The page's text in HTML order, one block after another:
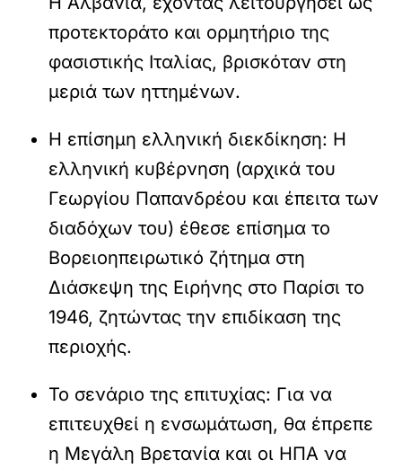
προτεκτοράτο και ορμητήριο της
φασιστικής Ιταλίας, βρισκόταν στη
μεριά των ηττημένων.
Η επίσημη ελληνική διεκδίκηση: Η
ελληνική κυβέρνηση (αρχικά του
Γεωργίου Παπανδρέου και έπειτα των
διαδόχων του) έθεσε επίσημα το
Βορειοηπειρωτικό ζήτημα στη
Διάσκεψη της Ειρήνης στο Παρίσι το
1946, ζητώντας την επιδίκαση της
περιοχής.
Το σενάριο της επιτυχίας: Για να
επιτευχθεί η ενσωμάτωση, θα έπρεπε
η Μεγάλη Βρετανία και οι ΗΠΑ να